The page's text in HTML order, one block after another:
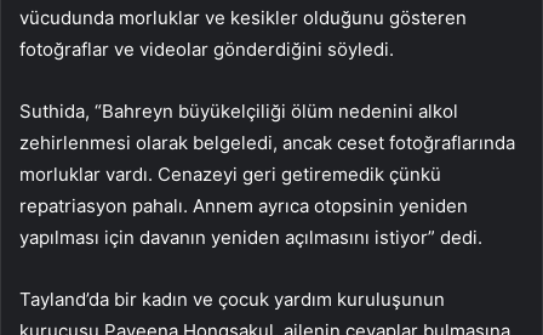
vücudunda morluklar ve kesikler olduğunu gösteren
fotoğraflar ve videolar gönderdiğini söyledi.
Suthida, “Bahreyn büyükelçiliği ölüm nedenini alkol
zehirlenmesi olarak belgeledi, ancak ceset fotoğraflarında
morluklar vardı. Cenazeyi geri getiremedik çünkü
repatriasyon pahalı. Annem ayrıca otopsinin yeniden
yapılması için davanın yeniden açılmasını istiyor” dedi.
Tayland’da bir kadın ve çocuk yardım kuruluşunun